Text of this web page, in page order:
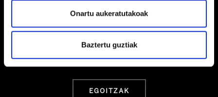
Onartu aukeratutakoak
Baztertu guztiak
Barrainkua, 13 48009 BILBO
EGOITZAK